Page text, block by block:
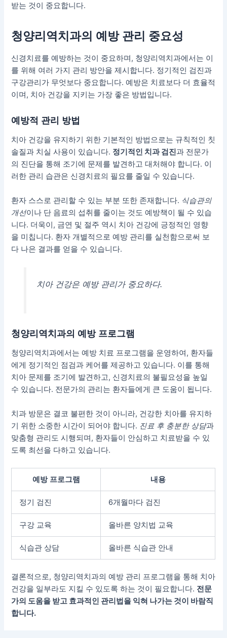
받는 것이 중요합니다.
청양리역치과의 예방 관리 중요성
신경치료를 예방하는 것이 중요하며, 청양리역치과에서는 이
를 위해 여러 가지 관리 방안을 제시합니다. 정기적인 검진과
구강관리가 무엇보다 중요합니다. 예방은 치료보다 더 효율적
이며, 치아 건강을 지키는 가장 좋은 방법입니다.
예방적 관리 방법
치아 건강을 유지하기 위한 기본적인 방법으로는 규칙적인 칫
솔질과 치실 사용이 있습니다. 정기적인 치과 검진과 전문가
의 진단을 통해 조기에 문제를 발견하고 대처해야 합니다. 이
러한 관리 습관은 신경치료의 필요를 줄일 수 있습니다.
환자 스스로 관리할 수 있는 부분 또한 존재합니다. 식습관의
개선이나 단 음료의 섭취를 줄이는 것도 예방책이 될 수 있습
니다. 더욱이, 금연 및 절주 역시 치아 건강에 긍정적인 영향
을 미칩니다. 환자 개별적으로 예방 관리를 실천함으로써 보
다 나은 결과를 얻을 수 있습니다.
치아 건강은 예방 관리가 중요하다.
청양리역치과의 예방 프로그램
청양리역치과에서는 예방 치료 프로그램을 운영하여, 환자들
에게 정기적인 점검과 케어를 제공하고 있습니다. 이를 통해
치아 문제를 조기에 발견하고, 신경치료의 불필요성을 높일
수 있습니다. 전문가의 관리는 환자들에게 큰 도움이 됩니다.
치과 방문은 결코 불편한 것이 아니라, 건강한 치아를 유지하
기 위한 소중한 시간이 되어야 합니다. 진료 후 충분한 상담과
맞춤형 관리도 시행되며, 환자들이 안심하고 치료받을 수 있
도록 최선을 다하고 있습니다.
예방 프로그램 내용
정기 검진 6개월마다 검진
구강 교육 올바른 양치법 교육
식습관 상담 올바른 식습관 안내
결론적으로, 청양리역치과의 예방 관리 프로그램을 통해 치아
건강을 일부라도 지킬 수 있도록 하는 것이 필요합니다. 전문
가의 도움을 받고 효과적인 관리법을 익혀 나가는 것이 바람직
합니다.